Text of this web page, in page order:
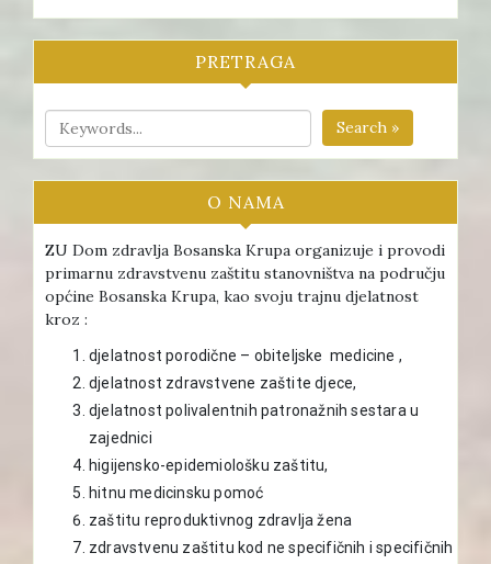
PRETRAGA
Search »
O NAMA
ZU Dom zdravlja Bosanska Krupa organizuje i provodi
primarnu zdravstvenu zaštitu stanovništva na području
općine Bosanska Krupa, kao svoju trajnu djelatnost
kroz :
djelatnost porodične – obiteljske medicine ,
djelatnost zdravstvene zaštite djece,
djelatnost polivalentnih patronažnih sestara u
zajednici
higijensko-epidemiološku zaštitu,
hitnu medicinsku pomoć
zaštitu reproduktivnog zdravlja žena
zdravstvenu zaštitu kod ne specifičnih i specifičnih